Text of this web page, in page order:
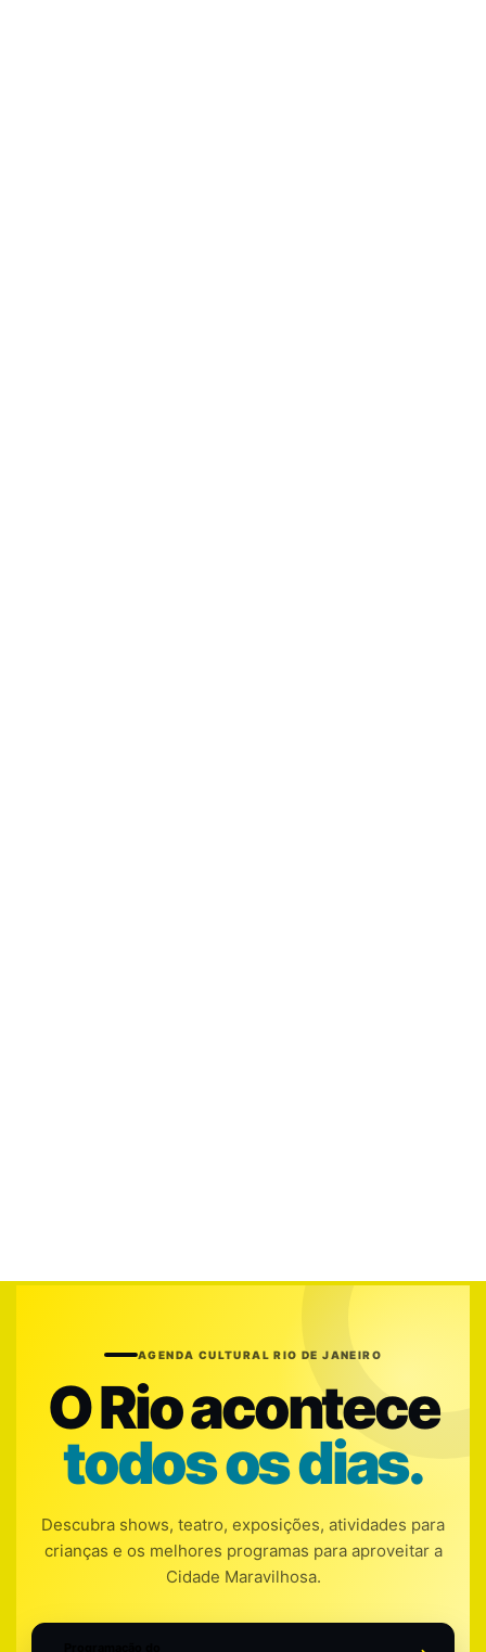
AGENDA CULTURAL RIO DE JANEIRO
O Rio acontece
todos os dias.
Descubra shows, teatro, exposições, atividades para
crianças e os melhores programas para aproveitar a
Cidade Maravilhosa.